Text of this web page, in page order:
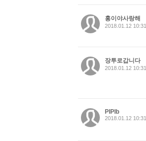
홍이야사랑해
2018.01.12 10:31
장투로갑니다
2018.01.12 10:31
PIPIb
2018.01.12 10:31